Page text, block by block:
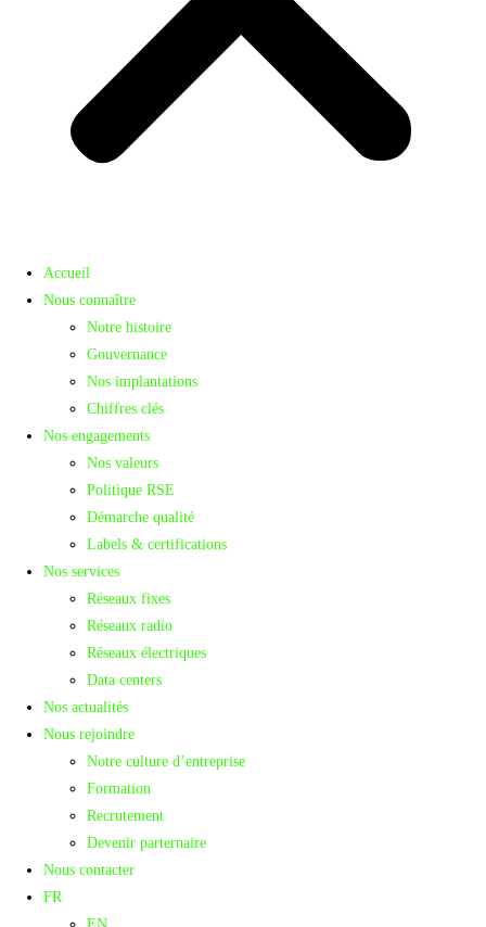
Accueil
Nous connaître
Notre histoire
Gouvernance
Nos implantations
Chiffres clés
Nos engagements
Nos valeurs
Politique RSE
Démarche qualité
Labels & certifications
Nos services
Réseaux fixes
Réseaux radio
Réseaux électriques
Data centers
Nos actualités
Nous rejoindre
Notre culture d’entreprise
Formation
Recrutement
Devenir parternaire
Nous contacter
FR